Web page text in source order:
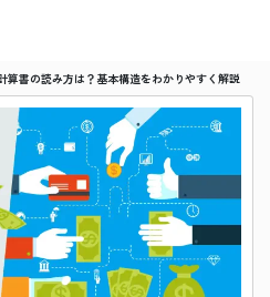
算書の読み方は？基本構造をわかりやすく解説